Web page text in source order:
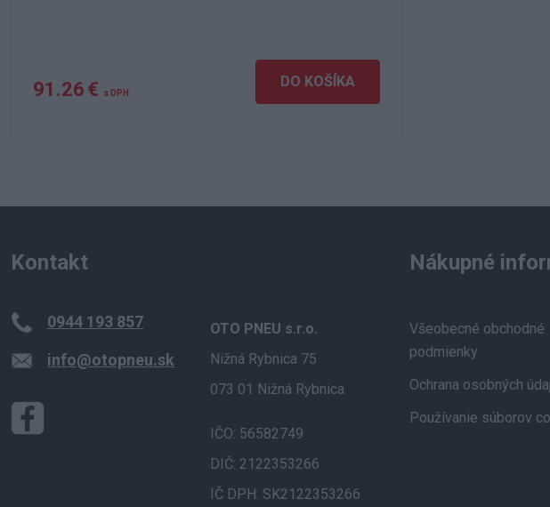
91.26 € s DPH
DO KOŠÍKA
Kontakt
0944 193 857
info@otopneu.sk
OTO PNEU s.r.o.
Nižná Rybnica 75
073 01 Nižná Rybnica
IČO: 56582749
DIČ: 2122353266
IČ DPH: SK2122353266
Nákupné
Všeobecné obchodné
podmienky
Ochrana osobných
Používanie súborov